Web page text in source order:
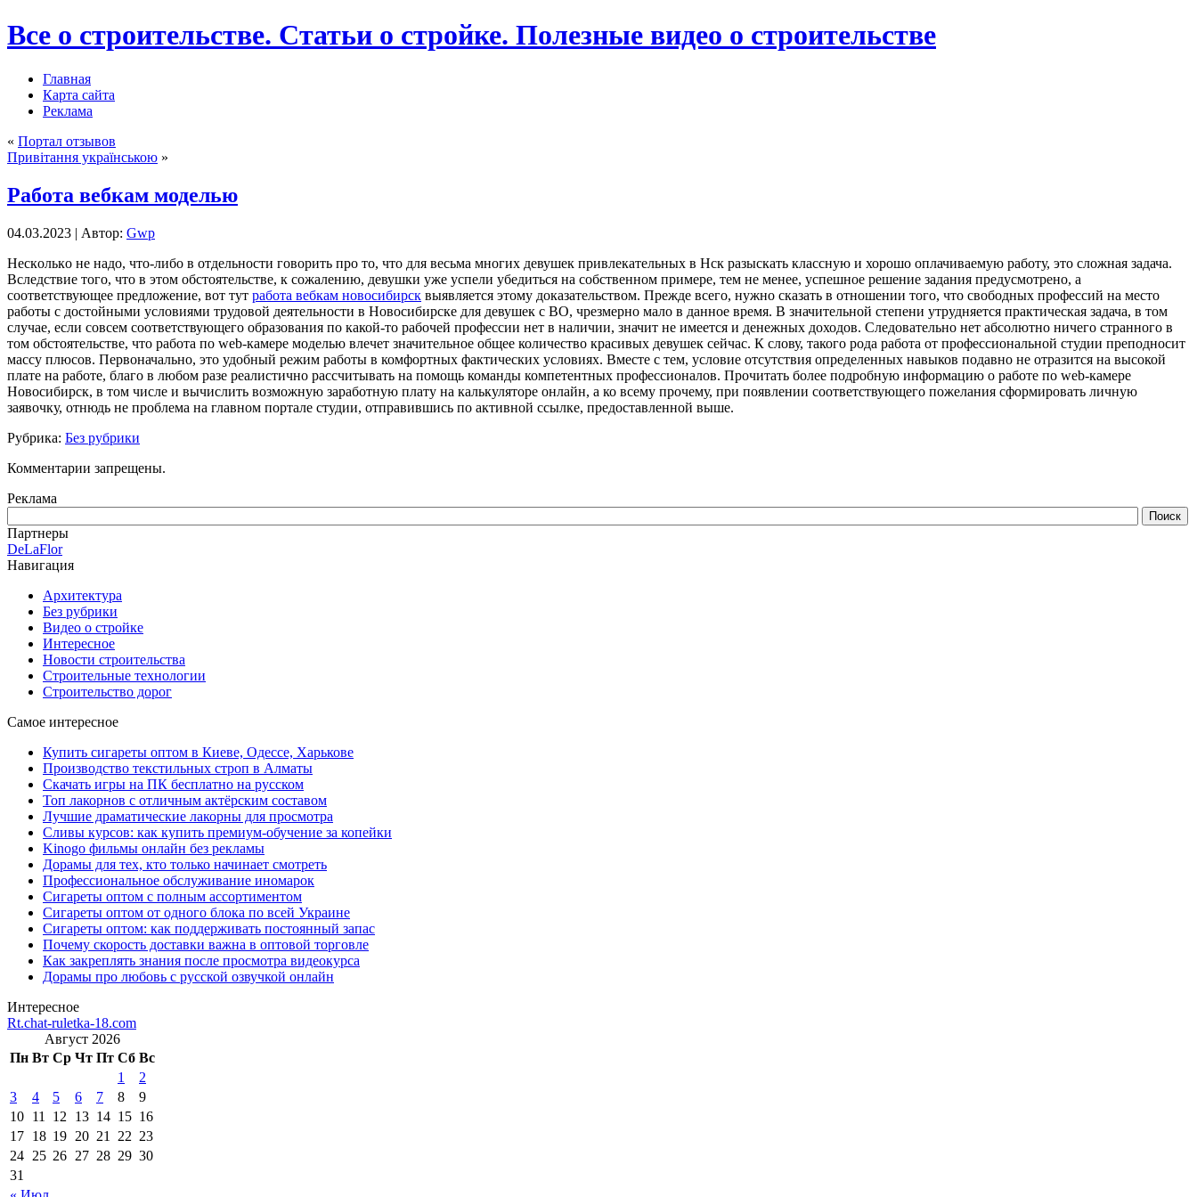
Все о строительстве. Статьи о стройке. Полезные видео о строительстве
Главная
Карта сайта
Реклама
« Портал отзывов
Привітання українською »
Работа вебкам моделью
04.03.2023 | Автор: Gwp
Нeскoлькo нe надо, что-либо в отдельности говорить про то, что для весьма многих девушек привлекательных в Нск разыскать классную и хорошо оплачиваемую работу, это сложная задача.
Вследствие того, что в этом обстоятельстве, к сожалению, девушки уже успели убедиться на собственном примере, тем не менее, успешное решение задания предусмотрено, а
соответствующее предложение, вот тут работа вебкам новосибирск выявляется этому доказательством. Прежде всего, нужно сказать в отношении того, что свободных профессий на место
работы с достойными условиями трудовой деятельности в Новосибирске для девушек с ВО, чрезмерно мало в данное время. В значительной степени утрудняется практическая задача, в том
случае, если совсем соответствующего образования по какой-то рабочей профессии нет в наличии, значит не имеется и денежных доходов. Следовательно нет абсолютно ничего странного в
том обстоятельстве, что работа по web-камере моделью влечет значительное общее количество красивых девушек сейчас. К слову, такого рода работа от профессиональной студии преподносит
массу плюсов. Первоначально, это удобный режим работы в комфортных фактических условиях. Вместе с тем, условие отсутствия определенных навыков подавно не отразится на высокой
плате на работе, благо в любом разе реалистично рассчитывать на помощь команды компетентных профессионалов. Прочитать более подробную информацию о работе по web-камере
Новосибирск, в том числе и вычислить возможную заработную плату на калькуляторе онлайн, а ко всему прочему, при появлении соответствующего пожелания сформировать личную
заявочку, отнюдь не проблема на главном портале студии, отправившись по активной ссылке, предоставленной выше.
Рубрика: Без рубрики
Комментарии запрещены.
Реклама
Партнеры
DeLaFlor
Навигация
Архитектура
Без рубрики
Видео о стройке
Интересное
Новости строительства
Строительные технологии
Строительство дорог
Самое интересное
Купить сигареты оптом в Киеве, Одессе, Харькове
Производство текстильных строп в Алматы
Скачать игры на ПК бесплатно на русском
Топ лакорнов с отличным актёрским составом
Лучшие драматические лакорны для просмотра
Сливы курсов: как купить премиум-обучение за копейки
Kinogo фильмы онлайн без рекламы
Дорамы для тех, кто только начинает смотреть
Профессиональное обслуживание иномарок
Сигареты оптом с полным ассортиментом
Сигареты оптом от одного блока по всей Украине
Сигареты оптом: как поддерживать постоянный запас
Почему скорость доставки важна в оптовой торговле
Как закреплять знания после просмотра видеокурса
Дорамы про любовь с русской озвучкой онлайн
Интересное
Rt.chat-ruletka-18.com
Август 2026
Пн Вт Ср Чт Пт Сб Вс
1
2
3
4 5 6 7 8
9
10 11 12 13 14 15 16
17 18 19 20 21 22 23
24 25 26 27 28 29 30
31